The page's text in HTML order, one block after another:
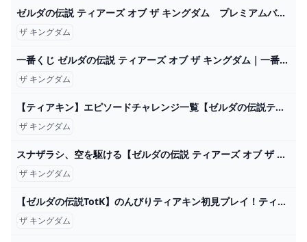
ゼルダの伝説 ティアーズ オブ ザ キングダム プレミアムバニティポーチ｜セガプラザ
ザ キングダム
一番くじ ゼルダの伝説 ティアーズ オブ ザ キングダム｜一番くじ倶楽部｜BANDAI SPIRITS公式 一番くじ情報サイト
ザ キングダム
【ティアキン】エピソードチャレンジ一覧【ゼルダの伝説ティアーズオブザキングダム】 - ゲームウィズ
ザ キングダム
スナザラシ、空を駆ける【ゼルダの伝説 ティアーズ オブ ザ キングダム】＃４９ - YouTube
ザ キングダム
【ゼルダの伝説TotK】のんびりティアキン初見プレイ！ティアーズ オブ ザ キングダム【Vtuber】 - YouTube
ザ キングダム